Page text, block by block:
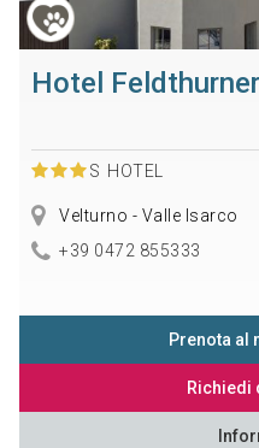
Hotel
S HOTEL
Velturno - Valle Isarco
+39 0472 855333
Prenota al
Richiedi